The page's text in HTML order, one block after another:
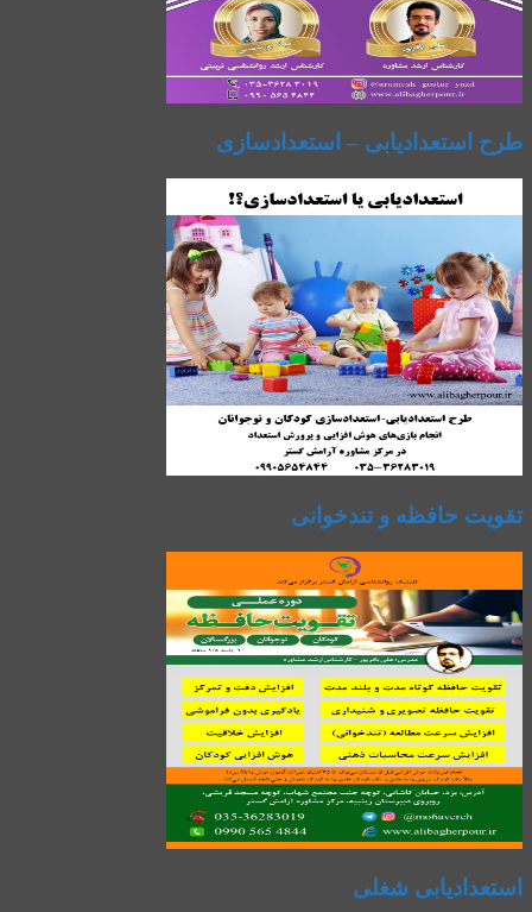
طرح استعدادیابی – استعدادسازی
تقویت حافظه و تندخوانی
استعدادیابی شغلی